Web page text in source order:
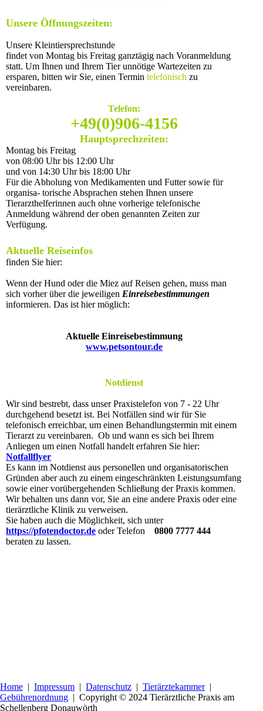
Unsere Öffnungszeiten:
Unsere Kleintiersprechstunde
findet von Montag bis Freitag ganztägig nach Voranmeldung
statt. Um Ihnen und Ihrem Tier unnötige Wartezeiten zu
ersparen, bitten wir Sie, einen Termin telefonisch zu
vereinbaren.
Telefon:
+49(0)906-4156
Hauptsprechzeiten:
Montag bis Freitag
von 08:00 Uhr bis 12:00 Uhr
und von 14:30 Uhr bis 18:00 Uhr
Für die Abholung von Medikamenten und Futter sowie für
organisa- torische Absprachen stehen Ihnen unsere
Tierarzthelferinnen auch ohne vorherige telefonische
Anmeldung während der oben genannten Zeiten zur
Verfügung.
Aktuelle Reiseinfos
finden Sie hier:
Wenn der Hund oder die Miez auf Reisen gehen, muss man
sich vorher über die jeweiligen Einreisebestimmungen
informieren. Das ist hier möglich:
Aktuelle Einreisebestimmung
www.petsontour.de
Notdienst
Wir sind bestrebt, dass unser Praxistelefon von 7 - 22 Uhr
durchgehend besetzt ist. Bei Notfällen sind wir für Sie
telefonisch erreichbar, um einen Behandlungstermin mit einem
Tierarzt zu vereinbaren. Ob und wann es sich bei Ihrem
Anliegen um einen Notfall handelt erfahren Sie hier:
Notfallflyer
Es kann im Notdienst aus personellen und organisatorischen
Gründen aber auch zu einem eingeschränkten Leistungsumfang
sowie einer vorübergehenden Schließung der Praxis kommen.
Wir behalten uns dann vor, Sie an eine andere Praxis oder eine
tierärztliche Klinik zu verweisen.
Sie haben auch die Möglichkeit, sich unter
https://pfotendoctor.de oder Telefon 0800 7777 444
beraten zu lassen.
Home | Impressum | Datenschutz | Tierärztekammer|
Gebührenordnung | Copyright © 2024 Tierärztliche Praxis am
Schellenberg Donauwörth